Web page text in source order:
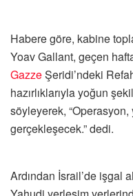
Habere göre, kabine
Yoav Gallant, geçen
GazzeŞeridi’ndeki
hazırlıklarıyla yoğun
söyleyerek, “Operasyon,
gerçekleşecek.” dedi.
Ardından İsrail’de işgal